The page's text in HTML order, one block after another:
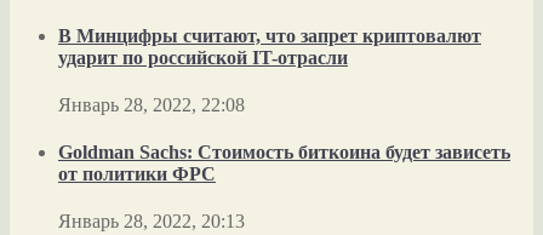
В Минцифры считают, что запрет криптовалют
ударит по российской IT-отрасли
Январь 28, 2022, 22:08
Goldman Sachs: Стоимость биткоина будет зависеть
от политики ФРС
Январь 28, 2022, 20:13